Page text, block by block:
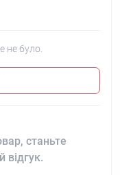
не було.
станьте
відгук.